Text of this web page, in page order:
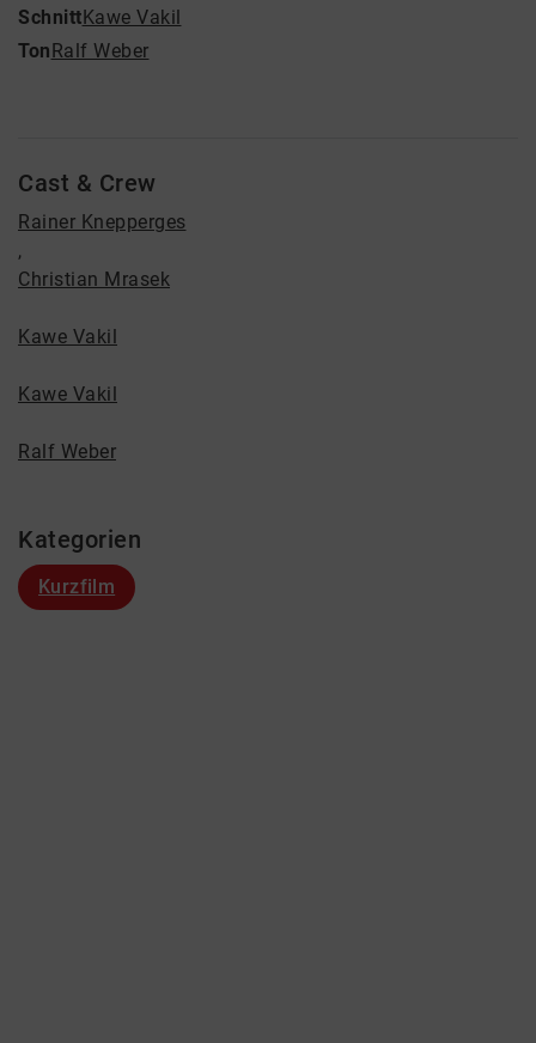
SchnittKawe Vakil
TonRalf Weber
Cast & Crew
Rainer Knepperges
,
Christian Mrasek
Kawe Vakil
Kawe Vakil
Ralf Weber
Kategorien
Kurzfilm